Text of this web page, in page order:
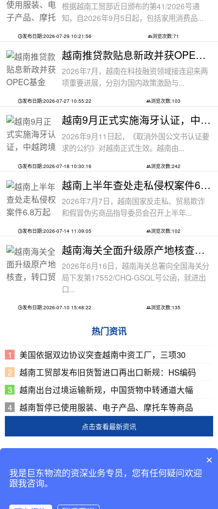
根据越南工贸部近日颁布的第41/2026号通
知，自2026年9月5日起，包括家用消费品...
发布日期:2026-07-29 10:21:56 浏览次数:71
越南推贷款贴息新政并获OPEC基金5000万美
2026年7月，越南在科技融资领域接连迎来两
项重要进展，分别为国内政策激励与...
发布日期:2026-07-27 10:55:22 浏览次数:103
越南9月正式实施海牙认证，中越跨境文件
2026年9月11日起，《取消外国公文书认证要
求的公约》对越南正式生效。越南由...
发布日期:2026-07-18 10:30:16 浏览次数:242
越南上半年查处走私侵权案件6.8万起
2026年7月7日，越南国家反走私、贸易欺诈
和假冒伪劣商品指导委员会召开上半年...
发布日期:2026-07-14 11:09:05 浏览次数:102
越南海关全面升级原产地核查，转口贸易
2026年6月16日，越南海关总署向全国海关分
局下发第17552/CHQ-GSQL号公函，就进出
口...
发布日期:2026-07-10 15:48:22 浏览次数:135
热门资讯
美国依据双边协议突查越南中资工厂，三项30
越南工贸部发布旧货暂进口再出口新规：HS编码
越南出台过境运输新规，中国货物中转通道大幅
越南暂停已使用服装、电子产品、摩托车等商品
点击查看最新资讯
版权所有
备案号： 粤ICP备13069001号-2
×
我是巨东物流的资深业务专员，您有任何疑问欢迎
跟我咨询。